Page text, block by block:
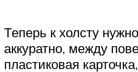
Теперь к холсту
аккуратно, между
пластиковая